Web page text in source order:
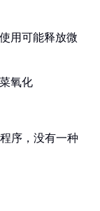
用可能释放微
氧化
序，没有一种